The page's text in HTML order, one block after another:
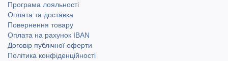
Програма лояльності
Оплата та доставка
Повернення товару
Оплата на рахунок IBAN
Договір публічної оферти
Політика конфіденційності